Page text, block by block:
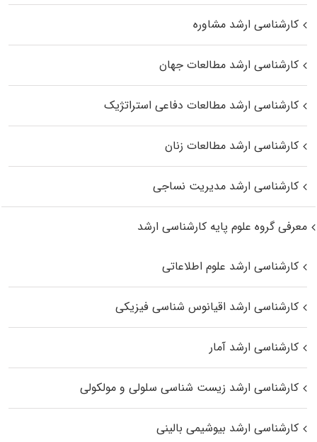
کارشناسی ارشد مشاوره
کارشناسی ارشد مطالعات جهان
کارشناسی ارشد مطالعات دفاعی استراتژیک
کارشناسی ارشد مطالعات زنان
کارشناسی ارشد مدیریت نساجی
معرفی گروه علوم پایه کارشناسی ارشد
کارشناسی ارشد علوم اطلاعاتی
کارشناسی ارشد اقیانوس‌ شناسی فیزیکی
کارشناسی ارشد آمار
کارشناسی ارشد زیست شناسی سلولی و مولکولی
کارشناسی ارشد بیوشیمی بالینی